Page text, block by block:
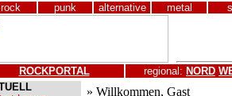
rock punk alternative metal
ROCKPORTAL regional: NORD
» Willkommen, Gast